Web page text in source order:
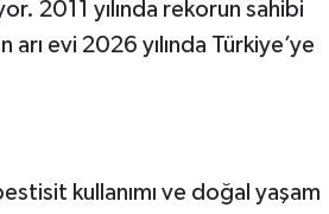
2011 yılında rekorun sahibi
arı evi 2026 yılında Türkiye’ye
kullanımı ve doğal yaşam